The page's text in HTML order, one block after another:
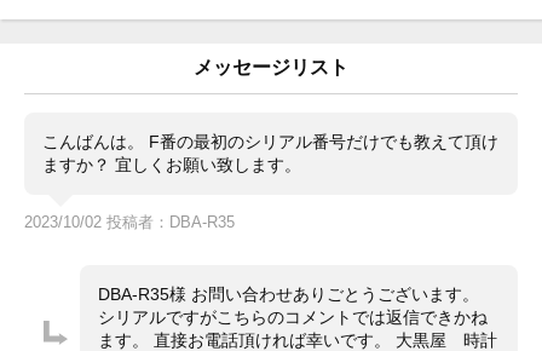
ータータグ・国際サービス保証書(2023年5月)、(2017
の数カ所に小打痕がございますが、その他目立つ傷のな
い綺麗なお品物です。
この年代に稀に見られる文字盤が焼けてアイボリーにな
メーカーOHも2023年5月に行われており安心してご使
用いただけます。
是非ご検討ください。
メッセージリスト
こんばんは。 F番の最初のシリアル番号だけでも教えて頂け
ますか？ 宜しくお願い致します。
2023/10/02 投稿者：DBA-R35
DBA-R35様 お問い合わせありごとうございます。
シリアルですがこちらのコメントでは返信できかね
ます。 直接お電話頂ければ幸いです。 大黒屋 時計